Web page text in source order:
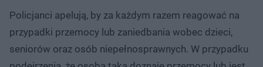
Policjanci apelują, by za każdym razem reagować na
przypadki przemocy lub zaniedbania wobec dzieci,
seniorów oraz osób niepełnosprawnych. W przypadku